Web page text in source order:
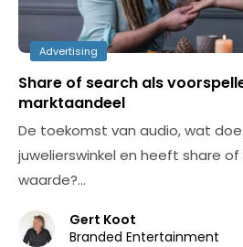
Advertising
Share of search als
marktaandeel
De toekomst van audio, wat
juwelierswinkel en heeft share
waarde?…
Gert Koot
Branded Entertainment